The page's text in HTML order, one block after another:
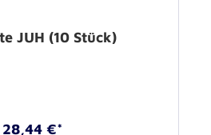
JUH (10 Stück)
28,44 €*